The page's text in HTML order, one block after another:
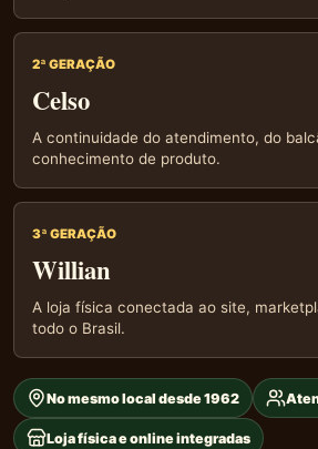
2ª GERAÇÃO
Celso
A continuidade do atendimento, do
conhecimento de produto.
3ª GERAÇÃO
Willian
A loja física conectada ao site,
todo o Brasil.
No mesmo local desde 1962
Loja física e online integradas